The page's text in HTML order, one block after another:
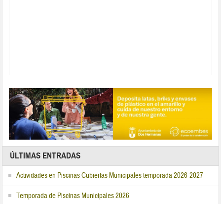
ÚLTIMAS ENTRADAS
Actividades en Piscinas Cubiertas Municipales temporada 2026-2027
Temporada de Piscinas Municipales 2026